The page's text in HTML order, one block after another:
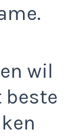
wil
beste